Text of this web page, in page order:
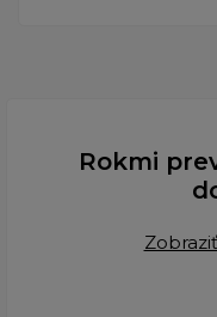
Rokmi